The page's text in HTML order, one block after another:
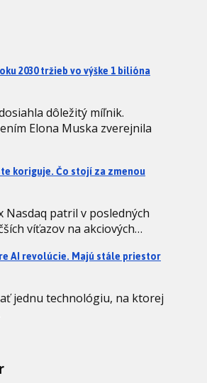
2030 tržieb vo výške 1 bilióna
dôležitý míľnik.
Elona Muska zverejnila
koriguje. Čo stojí za zmenou
Nasdaq patril v posledných
víťazov na akciových…
AI revolúcie. Majú stále priestor
jednu technológiu, na ktorej